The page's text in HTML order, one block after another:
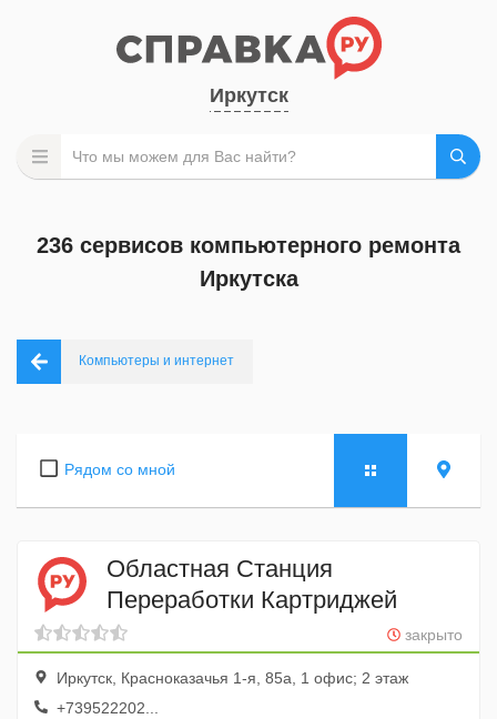
Иркутск
236 сервисов компьютерного ремонта
Иркутска
Компьютеры и интернет
Рядом со мной
Областная Станция
Переработки Картриджей
закрыто
Иркутск, Красноказачья 1-я, 85а, 1 офис; 2 этаж
+739522202...